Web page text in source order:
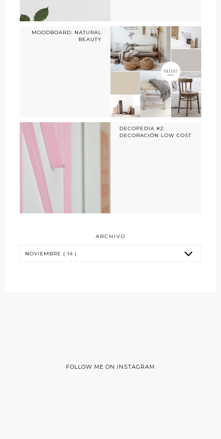
MOODBOARD: NATURAL
BEAUTY
DECOPEDIA #2:
DECORACIÓN LOW COST
ARCHIVO
FOLLOW ME ON INSTAGRAM